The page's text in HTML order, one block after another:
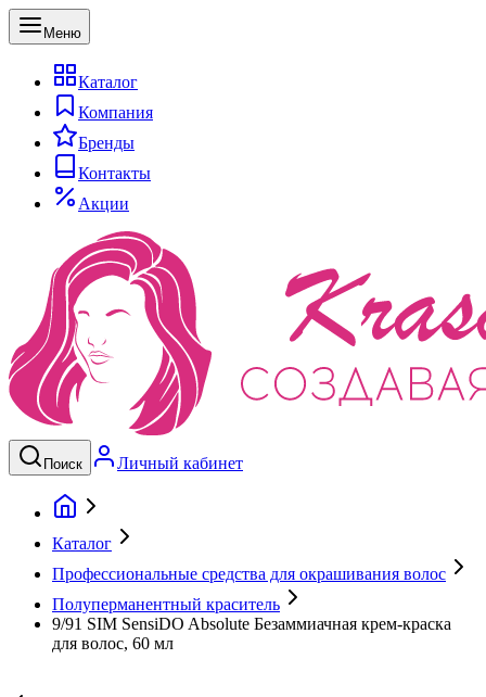
Меню
Каталог
Компания
Бренды
Контакты
Акции
Поиск Личный кабинет
Каталог
Профессиональные средства для окрашивания волос
Полуперманентный краситель
9/91 SIM SensiDO Absolute Безаммиачная крем-краска
для волос, 60 мл